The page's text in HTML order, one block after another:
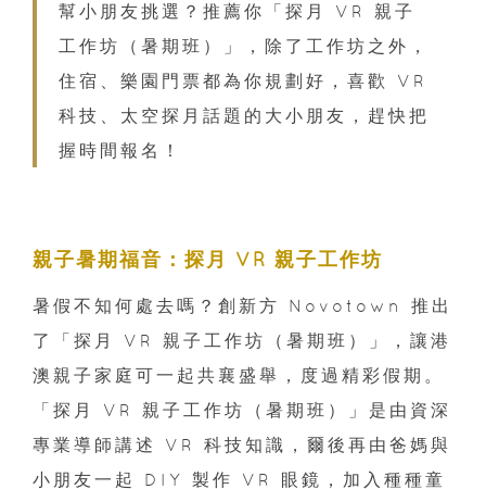
幫小朋友挑選？推薦你「探月 VR 親子
工作坊（暑期班）」，除了工作坊之外，
住宿、樂園門票都為你規劃好，喜歡 VR
科技、太空探月話題的大小朋友，趕快把
握時間報名！
親子暑期福音：探月 VR 親子工作坊
暑假不知何處去嗎？創新方 Novotown 推出
了「探月 VR 親子工作坊（暑期班）」，讓港
澳親子家庭可一起共襄盛舉，度過精彩假期。
「探月 VR 親子工作坊（暑期班）」是由資深
專業導師講述 VR 科技知識，爾後再由爸媽與
小朋友一起 DIY 製作 VR 眼鏡，加入種種童